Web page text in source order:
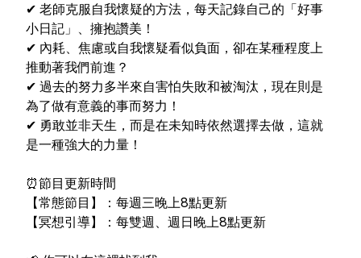
✔ 老師克服自我懷疑的方法，每天記錄自己的「好事
小日記」、擁抱讚美！
✔ 內耗、焦慮或自我懷疑看似負面，卻在某種程度上
推動著我們前進？
✔ 過去的努力多半來自害怕失敗和被淘汰，現在則是
為了做有意義的事而努力！
✔ 勇敢並非天生，而是在未知時依然選擇去做，這就
是一種強大的力量！
⏰節目更新時間
【常態節目】：每週三晚上8點更新
【冥想引導】：每雙週、週日晚上8點更新